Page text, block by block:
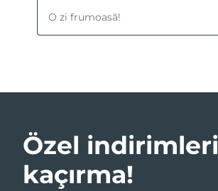
Özel indirimleri
kaçırma!